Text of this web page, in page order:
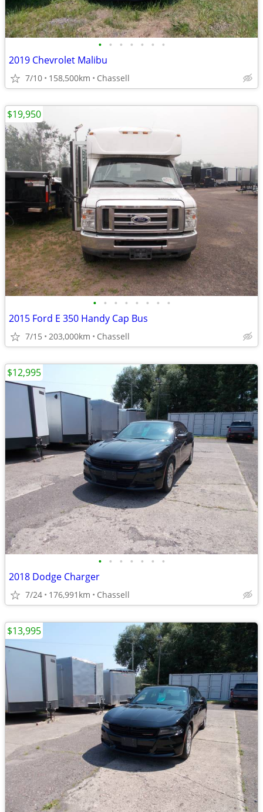
• • • • • • •
2019 Chevrolet Malibu
7/10 158,500km Chassell
• • • • • • • •
2015 Ford E 350 Handy Cap Bus
7/15 203,000km Chassell
$19,950
• • • • • • •
2018 Dodge Charger
7/24 176,991km Chassell
$12,995
$13,995